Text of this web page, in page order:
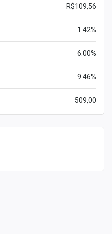
R$109,56
1.42%
6.00%
9.46%
509,00